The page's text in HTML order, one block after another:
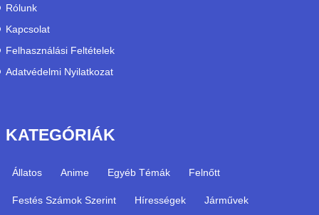
Rólunk
Kapcsolat
Felhasználási Feltételek
Adatvédelmi Nyilatkozat
KATEGÓRIÁK
Állatos Anime Egyéb Témák Felnőtt
Festés Számok Szerint Hírességek Járművek